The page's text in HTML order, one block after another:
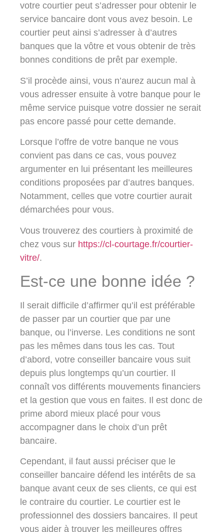
votre courtier peut s’adresser pour obtenir le
service bancaire dont vous avez besoin. Le
courtier peut ainsi s’adresser à d’autres
banques que la vôtre et vous obtenir de très
bonnes conditions de prêt par exemple.
S’il procède ainsi, vous n’aurez aucun mal à
vous adresser ensuite à votre banque pour le
même service puisque votre dossier ne serait
pas encore passé pour cette demande.
Lorsque l’offre de votre banque ne vous
convient pas dans ce cas, vous pouvez
argumenter en lui présentant les meilleures
conditions proposées par d’autres banques.
Notamment, celles que votre courtier aurait
démarchées pour vous.
Vous trouverez des courtiers à proximité de
chez vous sur https://cl-courtage.fr/courtier-
vitre/.
Est-ce une bonne idée ?
Il serait difficile d’affirmer qu’il est préférable
de passer par un courtier que par une
banque, ou l’inverse. Les conditions ne sont
pas les mêmes dans tous les cas. Tout
d’abord, votre conseiller bancaire vous suit
depuis plus longtemps qu’un courtier. Il
connaît vos différents mouvements financiers
et la gestion que vous en faites. Il est donc de
prime abord mieux placé pour vous
accompagner dans le choix d’un prêt
bancaire.
Cependant, il faut aussi préciser que le
conseiller bancaire défend les intérêts de sa
banque avant ceux de ses clients, ce qui est
le contraire du courtier. Le courtier est le
professionnel des dossiers bancaires. Il peut
vous aider à trouver les meilleures offres